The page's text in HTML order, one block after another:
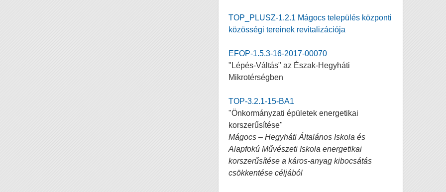
TOP_PLUSZ-1.2.1 Mágocs település központi
közösségi tereinek revitalizációja
EFOP-1.5.3-16-2017-00070
"Lépés-Váltás" az Észak-Hegyháti
Mikrotérségben
TOP-3.2.1-15-BA1
"Önkormányzati épületek energetikai
korszerűsítése"
Mágocs – Hegyháti Általános Iskola és
Alapfokú Művészeti Iskola energetikai
korszerűsítése a káros-anyag kibocsátás
csökkentése céljából